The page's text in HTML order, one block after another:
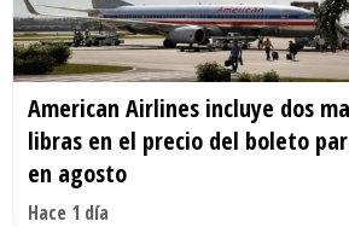
American Airlines incluye dos
libras en el precio del boleto
en agosto
Hace 1 día